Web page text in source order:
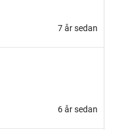
7 år sedan
6 år sedan